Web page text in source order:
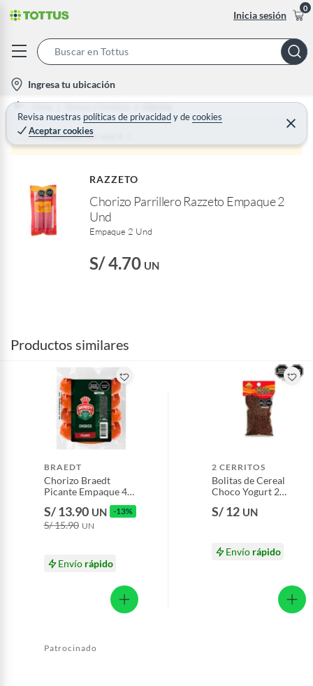
Inicia sesión
0
h
o
t
Ingresa tu ubicación
Revisa nuestras políticas de privacidadydecookies
Aceptar cookies
C
e
r
Home Huevos y Fiambres Chorizos
Producto sin stock :(
RAZZETO
Chorizo Parrillero Razzeto Empaque 2
Und
Empaque 2 Und
S/ 4.70 UN
Productos similares
BRAEDT
Chorizo Braedt
Picante Empaque 400
S/ 13.90 UN -13%
S/ 15.90 UN
Envío rápido
Patrocinado
2 CERRITOS
Bolitas de Cereal
Choco Yogurt 2
S/ 12 UN
Envío rápido